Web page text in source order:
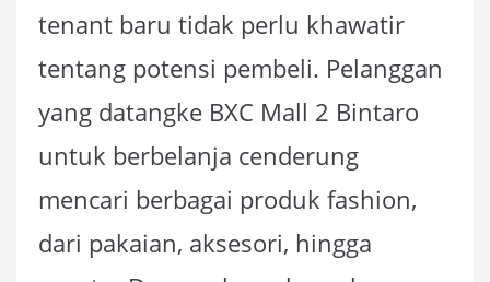
tenant baru tidak perlu khawatir
tentang potensi pembeli. Pelanggan
yang datangke BXC Mall 2 Bintaro
untuk berbelanja cenderung
mencari berbagai produk fashion,
dari pakaian, aksesori, hingga